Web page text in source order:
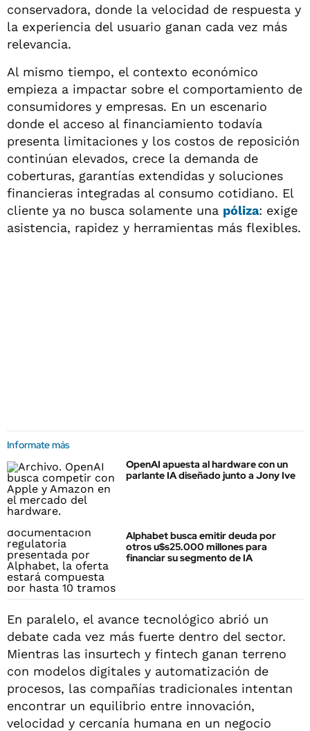
conservadora, donde la velocidad de respuesta y
la experiencia del usuario ganan cada vez más
relevancia.
Al mismo tiempo, el contexto económico
empieza a impactar sobre el comportamiento de
consumidores y empresas. En un escenario
donde el acceso al financiamiento todavía
presenta limitaciones y los costos de reposición
continúan elevados, crece la demanda de
coberturas, garantías extendidas y soluciones
financieras integradas al consumo cotidiano. El
cliente ya no busca solamente una póliza: exige
asistencia, rapidez y herramientas más flexibles.
Informate más
OpenAI apuesta al hardware con un
parlante IA diseñado junto a Jony Ive
Alphabet busca emitir deuda por
otros u$s25.000 millones para
financiar su segmento de IA
En paralelo, el avance tecnológico abrió un
debate cada vez más fuerte dentro del sector.
Mientras las insurtech y fintech ganan terreno
con modelos digitales y automatización de
procesos, las compañías tradicionales intentan
encontrar un equilibrio entre innovación,
velocidad y cercanía humana en un negocio